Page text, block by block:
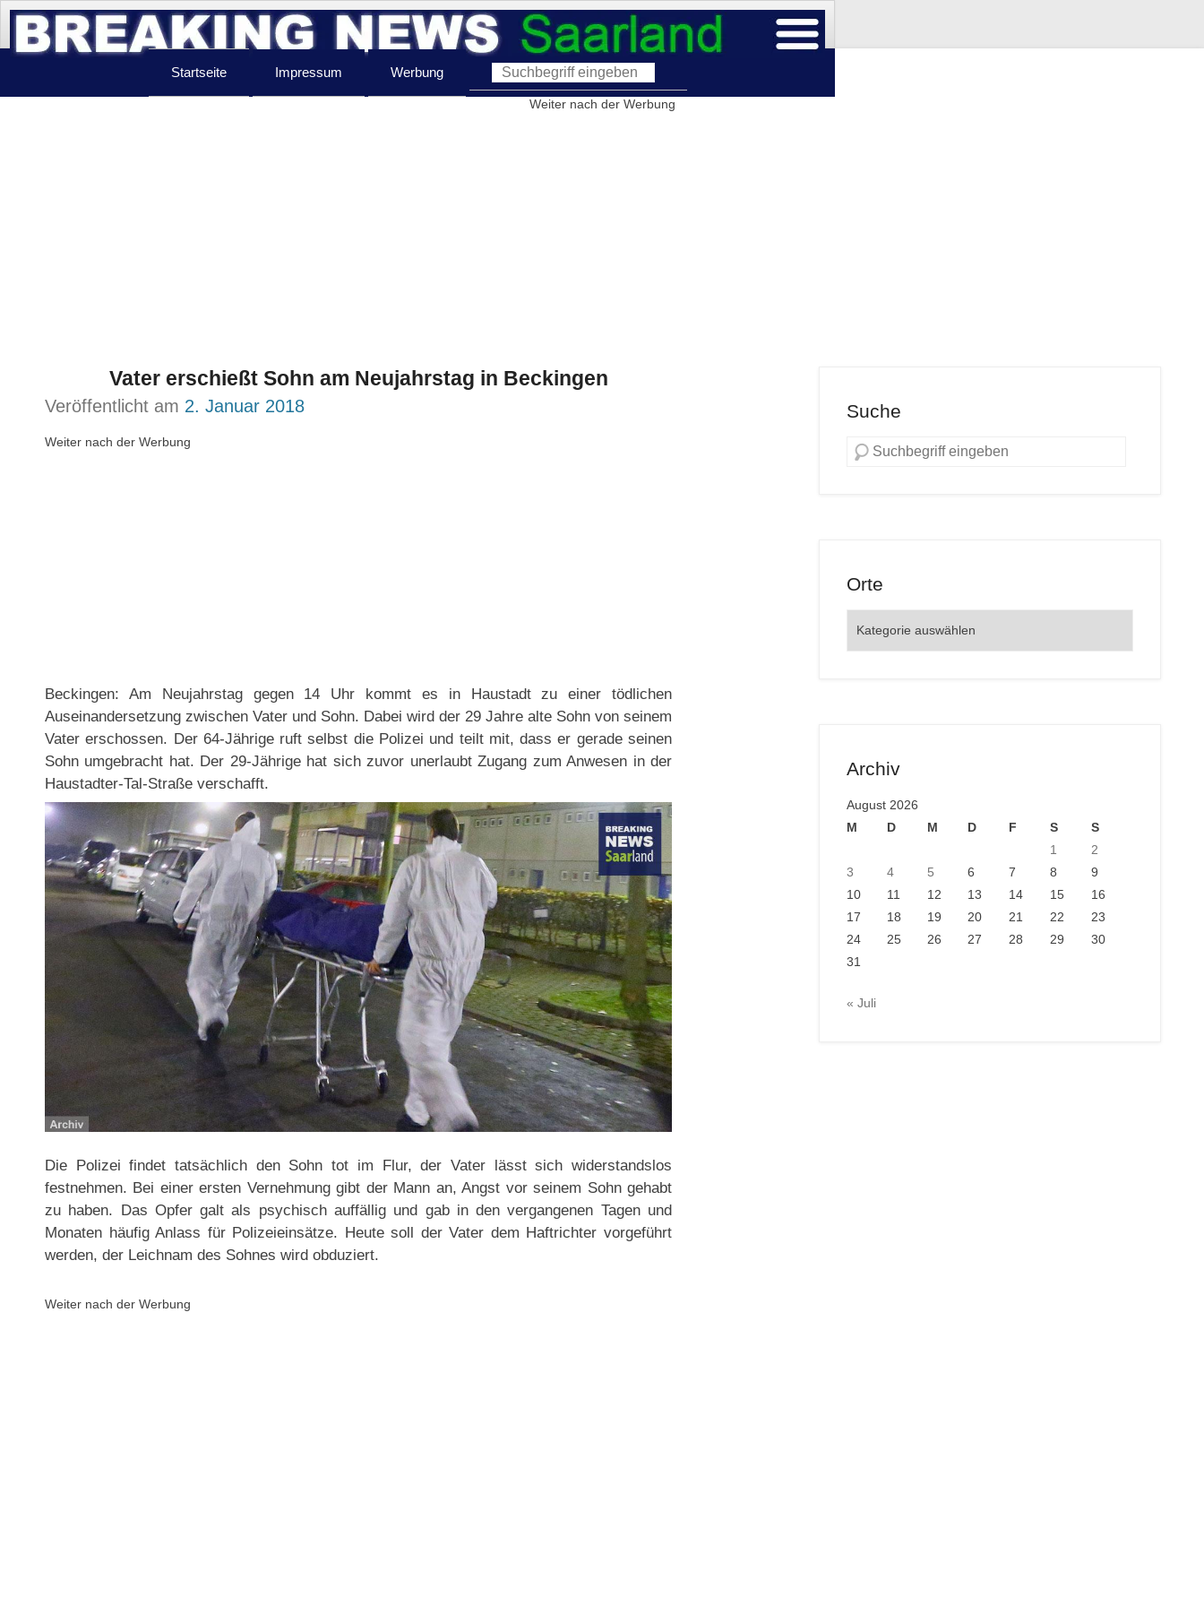
Startseite Impressum Werbung
Weiter nach der Werbung
Vater erschießt Sohn am Neujahrstag in Beckingen
Veröffentlicht am 2. Januar 2018
Weiter nach der Werbung
Beckingen: Am Neujahrstag gegen 14 Uhr kommt es in Haustadt zu einer tödlichen
Auseinandersetzung zwischen Vater und Sohn. Dabei wird der 29 Jahre alte Sohn von seinem
Vater erschossen. Der 64-Jährige ruft selbst die Polizei und teilt mit, dass er gerade seinen
Sohn umgebracht hat. Der 29-Jährige hat sich zuvor unerlaubt Zugang zum Anwesen in der
Haustadter-Tal-Straße verschafft.
Die Polizei findet tatsächlich den Sohn tot im Flur, der Vater lässt sich widerstandslos
festnehmen. Bei einer ersten Vernehmung gibt der Mann an, Angst vor seinem Sohn gehabt
zu haben. Das Opfer galt als psychisch auffällig und gab in den vergangenen Tagen und
Monaten häufig Anlass für Polizeieinsätze. Heute soll der Vater dem Haftrichter vorgeführt
werden, der Leichnam des Sohnes wird obduziert.
Weiter nach der Werbung
Suche
Orte
Archiv
August 2026
M
D M D F S
S
1
2
3
4 5 6 7 8
9
10
11 12 13 14 15
16
17
18 19 20 21 22
23
24
25 26 27 28 29
30
31
« Juli